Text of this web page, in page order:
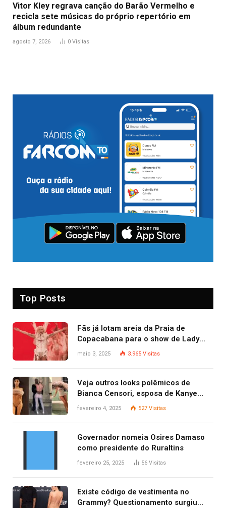
Vitor Kley regrava canção do Barão Vermelho e
recicla sete músicas do próprio repertório em
álbum redundante
agosto 7, 2026 0 Visitas
Top Posts
Fãs já lotam areia da Praia de
Copacabana para o show de Lady
Gaga
maio 3, 2025 3.965 Visitas
Veja outros looks polêmicos de
Bianca Censori, esposa de Kanye
West que apareceu nua no Grammy
fevereiro 4, 2025 527 Visitas
Governador nomeia Osires Damaso
como presidente do Ruraltins
fevereiro 25, 2025 56 Visitas
Existe código de vestimenta no
Grammy? Questionamento surgiu